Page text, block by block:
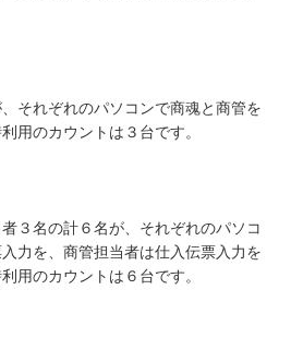
それぞれのパソコンで商魂と商管を
用のカウントは３台です。
３名の計６名が、それぞれのパソコ
力を、商管担当者は仕入伝票入力を
用のカウントは６台です。